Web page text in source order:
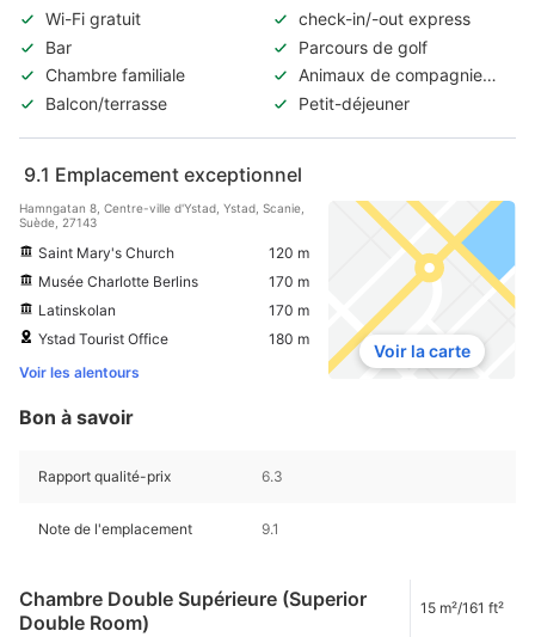
Wi-Fi gratuit
check-in/-out express
Bar
Parcours de golf
Chambre familiale
Animaux de compagnie
acceptés
Balcon/terrasse Petit-déjeuner
9.1 Emplacement exceptionnel
Hamngatan 8, Centre-ville d'Ystad, Ystad, Scanie,
Suède, 27143
Saint Mary's Church
120 m
Musée Charlotte Berlins
170 m
Latinskolan
170 m
Ystad Tourist Office
180 m
Voir les alentours
Voir la carte
Bon à savoir
Rapport qualité-prix 6.3
Note de l'emplacement 9.1
Chambre Double Supérieure (Superior
Double Room)
15 m²/161 ft²